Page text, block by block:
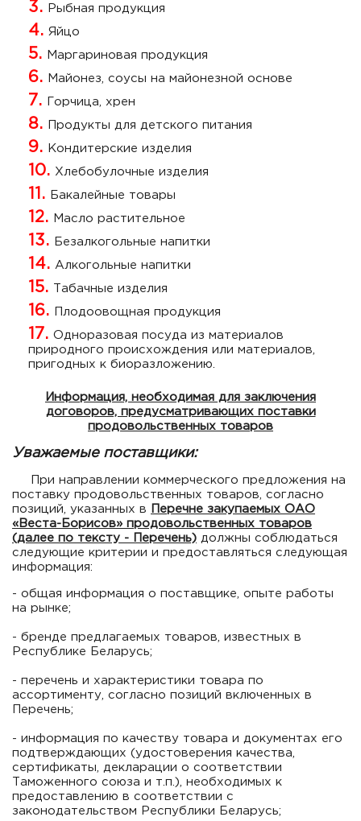
Рыбная продукция
Яйцо
Маргариновая продукция
Майонез, соусы на майонезной основе
Горчица, хрен
Продукты для детского питания
Кондитерские изделия
Хлебобулочные изделия
Бакалейные товары
Масло растительное
Безалкогольные напитки
Алкогольные напитки
Табачные изделия
Плодоовощная продукция
Одноразовая посуда из материалов
природного происхождения или материалов,
пригодных к биоразложению.
Информация, необходимая для заключения
договоров, предусматривающих поставки
продовольственных товаров
Уважаемые поставщики:
При направлении коммерческого предложения на
поставку продовольственных товаров, согласно
позиций, указанных в
Перечне закупаемых ОАО
«Веста-Борисов» продовольственных товаров
(далее по тексту - Перечень) должны соблюдаться
следующие критерии и предоставляться следующая
информация:
- общая информация о поставщике, опыте работы
на рынке;
- бренде предлагаемых товаров, известных в
Республике Беларусь;
- перечень и характеристики товара по
ассортименту, согласно позиций включенных в
Перечень;
- информация по качеству товара и документах его
подтверждающих (удостоверения качества,
сертификаты, декларации о соответствии
Таможенного союза и т.п.), необходимых к
предоставлению в соответствии с
законодательством Республики Беларусь;